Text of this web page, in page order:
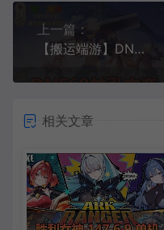
上一篇：
【搬运端游】DNF地下城与勇士60级中变益鸿5.0深渊异界魂图安图恩虚拟机一键端
相关文章